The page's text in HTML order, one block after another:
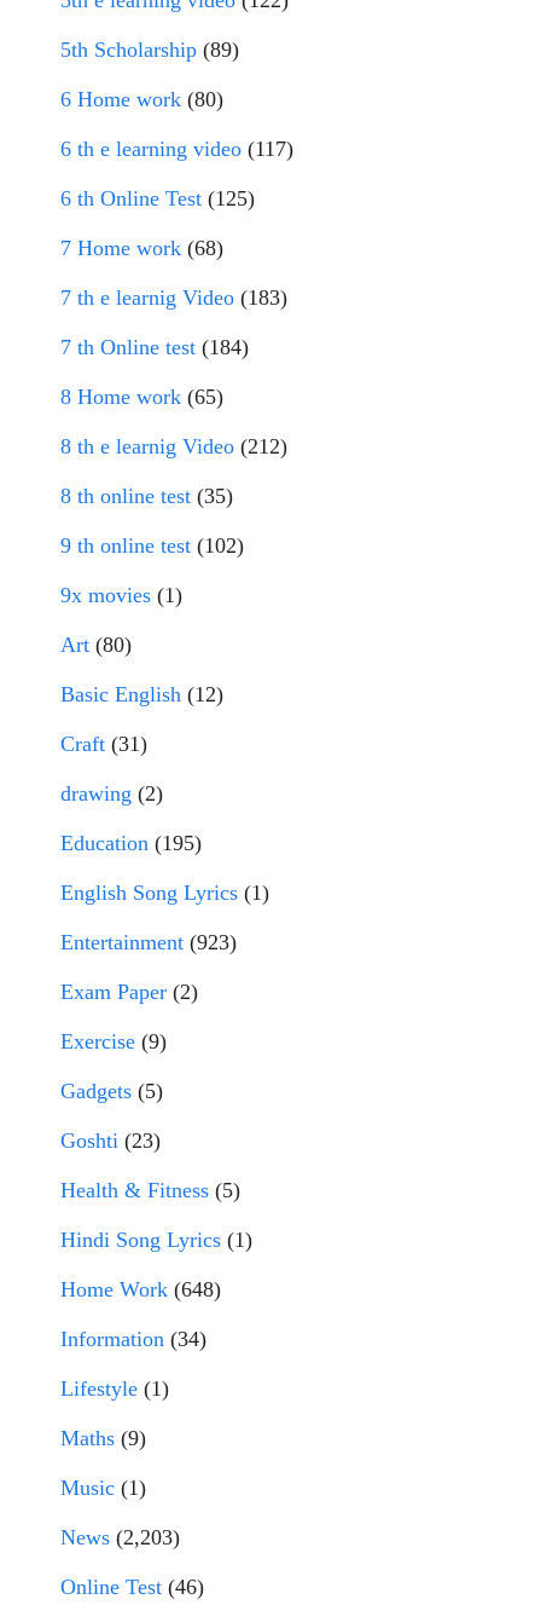
5th Scholarship (89)
6 Home work (80)
6 th e learning video (117)
6 th Online Test (125)
7 Home work (68)
7 th e learnig Video (183)
7 th Online test (184)
8 Home work (65)
8 th e learnig Video (212)
8 th online test (35)
9 th online test (102)
9x movies (1)
Art (80)
Basic English (12)
Craft (31)
drawing (2)
Education (195)
English Song Lyrics (1)
Entertainment (923)
Exam Paper (2)
Exercise (9)
Gadgets (5)
Goshti (23)
Health & Fitness (5)
Hindi Song Lyrics (1)
Home Work (648)
Information (34)
Lifestyle (1)
Maths (9)
Music (1)
News (2,203)
Online Test (46)